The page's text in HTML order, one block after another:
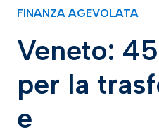
FINANZA AGEVOLATA
Veneto:
per la
e